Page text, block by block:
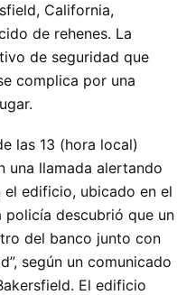
California,
de rehenes. La
de seguridad que
complica por una
las 13 (hora local)
una llamada alertando
el edificio, ubicado en el
policía descubrió que un
del banco junto con
según un comunicado
El edificio